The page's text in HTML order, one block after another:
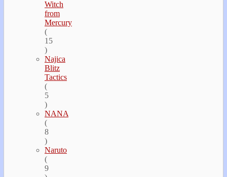
Witch
from
Mercury
(
15
)
Najica
Blitz
Tactics
(
5
)
NANA
(
8
)
Naruto
(
9